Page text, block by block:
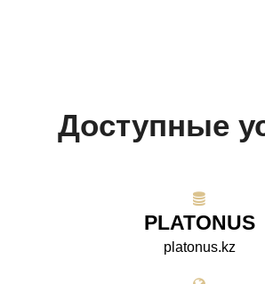
Доступные
PLATONUS
platonus.kz